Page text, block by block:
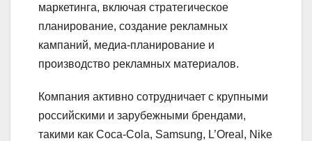
маркетинга, включая стратегическое
планирование, создание рекламных
кампаний, медиа-планирование и
производство рекламных материалов.
Компания активно сотрудничает с крупными
российскими и зарубежными брендами,
такими как Coca-Cola, Samsung, L’Oreal, Nike